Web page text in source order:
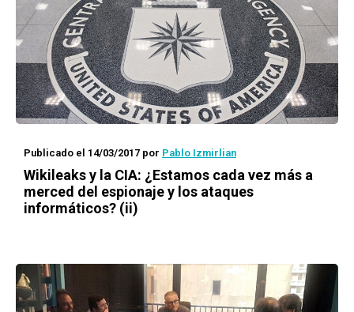
Publicado el 14/03/2017 por Pablo Izmirlian
Wikileaks y la CIA: ¿Estamos cada vez más a
merced del espionaje y los ataques
informáticos? (ii)